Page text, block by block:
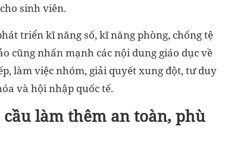
sinh viên.
triển kĩ năng số, kĩ năng phòng, chống tệ
cũng nhấn mạnh các nội dung giáo dục về
làm việc nhóm, giải quyết xung đột, tư duy
và hội nhập quốc tế.
làm thêm an toàn, phù